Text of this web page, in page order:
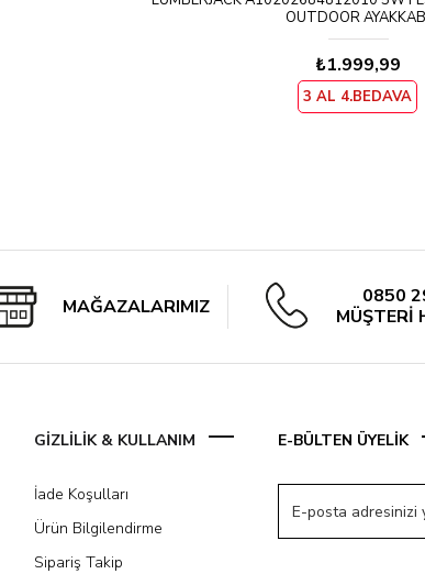
OUTDOOR
₺1.999,99
3 AL 4.BEDAVA
MAĞAZALARIMIZ
0850
MÜŞTERİ
GİZLİLİK & KULLANIM
İade Koşulları
Ürün Bilgilendirme
Sipariş Takip
E-BÜLTEN ÜYELİK